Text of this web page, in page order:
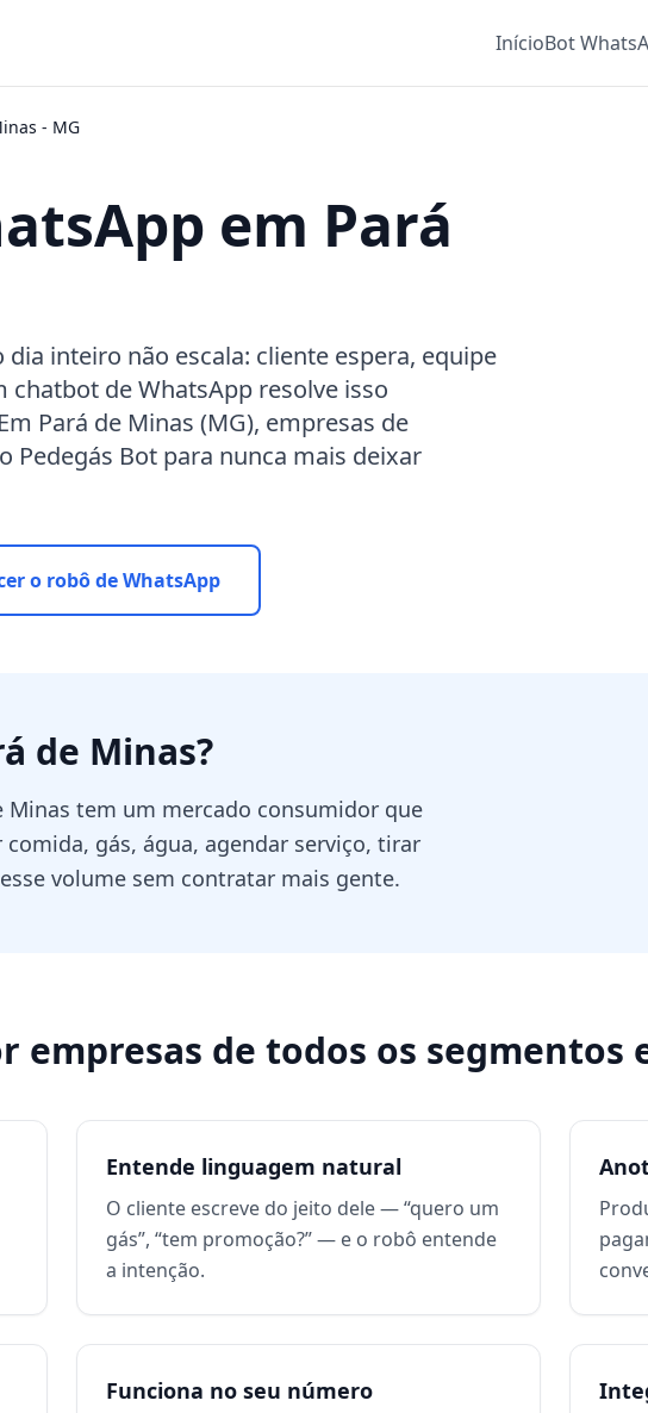
InícioBot
- MG
em Pará
inteiro não escala: cliente espera, equipe
chatbot de WhatsApp resolve isso
Pará de Minas (MG), empresas de
Pedegás Bot para nunca mais deixar
o robô de WhatsApp
de Minas?
Minas tem um mercado consumidor que
gás, água, agendar serviço, tirar
volume sem contratar mais gente.
empresas de todos os segmentos
Entende linguagem natural
O cliente escreve do jeito dele — “quero um
gás”, “tem promoção?” — e o robô entende
a intenção.
Funciona no seu número